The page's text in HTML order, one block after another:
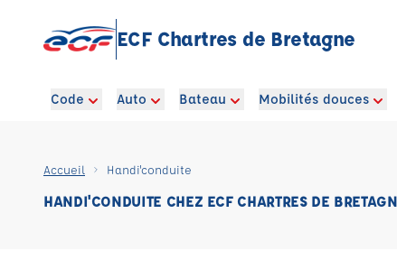
ECF Chartres de Bretagne
Code Auto Bateau Mobilités douces
Accueil Handi'conduite
HANDI'CONDUITE CHEZ ECF CHARTRES DE